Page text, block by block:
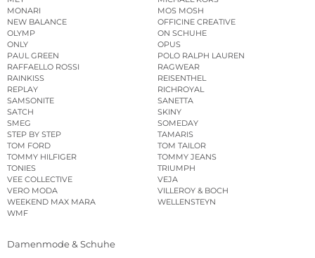
MONARI
MOS MOSH
NEW BALANCE
OFFICINE CREATIVE
OLYMP
ON SCHUHE
ONLY
OPUS
PAUL GREEN
POLO RALPH LAUREN
RAFFAELLO ROSSI
RAGWEAR
RAINKISS
REISENTHEL
REPLAY
RICHROYAL
SAMSONITE
SANETTA
SATCH
SKINY
SMEG
SOMEDAY
STEP BY STEP
TAMARIS
TOM FORD
TOM TAILOR
TOMMY HILFIGER
TOMMY JEANS
TONIES
TRIUMPH
VEE COLLECTIVE
VEJA
VERO MODA
VILLEROY & BOCH
WEEKEND MAX MARA
WELLENSTEYN
WMF
Damenmode & Schuhe